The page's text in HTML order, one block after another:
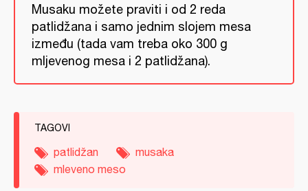
Musaku možete praviti i od 2 reda
patlidžana i samo jednim slojem mesa
između (tada vam treba oko 300 g
mljevenog mesa i 2 patlidžana).
TAGOVI
patlidžan
musaka
mleveno meso